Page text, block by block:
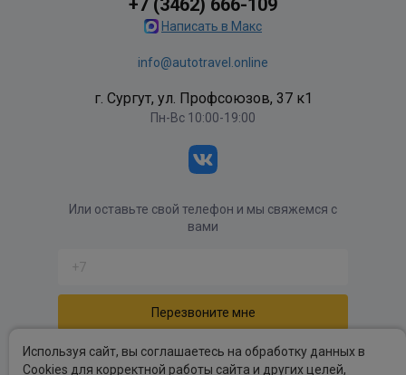
+7 (3462) 666-109
Написать в Макс
info@autotravel.online
г. Сургут, ул. Профсоюзов, 37 к1
Пн-Вс 10:00-19:00
Или оставьте свой телефон и мы свяжемся с
вами
Отправляя форму вы соглашаетесь сполитикой
обработки персональных данных.
Используя сайт, вы соглашаетесь на обработку данных в
Cookies для корректной работы сайта и других целей,